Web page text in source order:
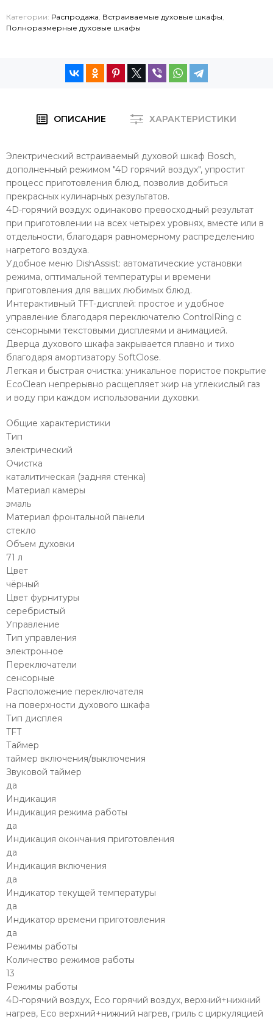
Категории: Распродажа, Встраиваемые духовые шкафы,
Полноразмерные духовые шкафы
ОПИСАНИЕ ХАРАКТЕРИСТИКИ
Электрический встраиваемый духовой шкаф Bosch,
дополненный режимом "4D горячий воздух", упростит
процесс приготовления блюд, позволив добиться
прекрасных кулинарных результатов.
4D-горячий воздух: одинаково превосходный результат
при приготовлении на всех четырех уровнях, вместе или в
отдельности, благодаря равномерному распределению
нагретого воздуха.
Удобное меню DishAssist: автоматические установки
режима, оптимальной температуры и времени
приготовления для ваших любимых блюд.
Интерактивный TFT-дисплей: простое и удобное
управление благодаря переключателю ControlRing с
сенсорными текстовыми дисплеями и анимацией.
Дверца духового шкафа закрывается плавно и тихо
благодаря амортизатору SoftClose.
Легкая и быстрая очистка: уникальное пористое покрытие
EcoClean непрерывно расщепляет жир на углекислый газ
и воду при каждом использовании духовки.
Общие характеристики
Тип
электрический
Очистка
каталитическая (задняя стенка)
Материал камеры
эмаль
Материал фронтальной панели
стекло
Объем духовки
71 л
Цвет
чёрный
Цвет фурнитуры
серебристый
Управление
Тип управления
электронное
Переключатели
сенсорные
Расположение переключателя
на поверхности духового шкафа
Тип дисплея
TFT
Таймер
таймер включения/выключения
Звуковой таймер
да
Индикация
Индикация режима работы
да
Индикация окончания приготовления
да
Индикация включения
да
Индикатор текущей температуры
да
Индикатор времени приготовления
да
Режимы работы
Количество режимов работы
13
Режимы работы
4D-горячий воздух, Eco горячий воздух, верхний+нижний
нагрев, Eco верхний+нижний нагрев, гриль с циркуляцией